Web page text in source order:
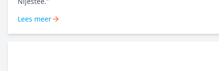
Lees meer